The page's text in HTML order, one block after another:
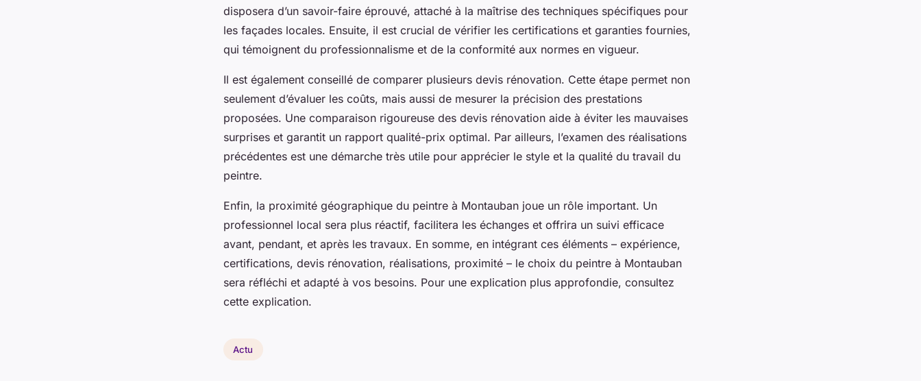
disposera d’un savoir-faire éprouvé, attaché à la maîtrise des techniques spécifiques pour
les façades locales. Ensuite, il est crucial de vérifier les certifications et garanties fournies,
qui témoignent du professionnalisme et de la conformité aux normes en vigueur.
Il est également conseillé de comparer plusieurs devis rénovation. Cette étape permet non
seulement d’évaluer les coûts, mais aussi de mesurer la précision des prestations
proposées. Une comparaison rigoureuse des devis rénovation aide à éviter les mauvaises
surprises et garantit un rapport qualité-prix optimal. Par ailleurs, l’examen des réalisations
précédentes est une démarche très utile pour apprécier le style et la qualité du travail du
peintre.
Enfin, la proximité géographique du peintre à Montauban joue un rôle important. Un
professionnel local sera plus réactif, facilitera les échanges et offrira un suivi efficace
avant, pendant, et après les travaux. En somme, en intégrant ces éléments – expérience,
certifications, devis rénovation, réalisations, proximité – le choix du peintre à Montauban
sera réfléchi et adapté à vos besoins. Pour une explication plus approfondie, consultez
cette explication.
Actu